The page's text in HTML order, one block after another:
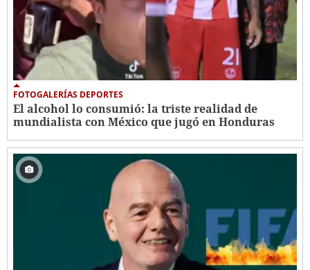
FOTOGALERÍAS DEPORTES
El alcohol lo consumió: la triste realidad de
mundialista con México que jugó en Honduras